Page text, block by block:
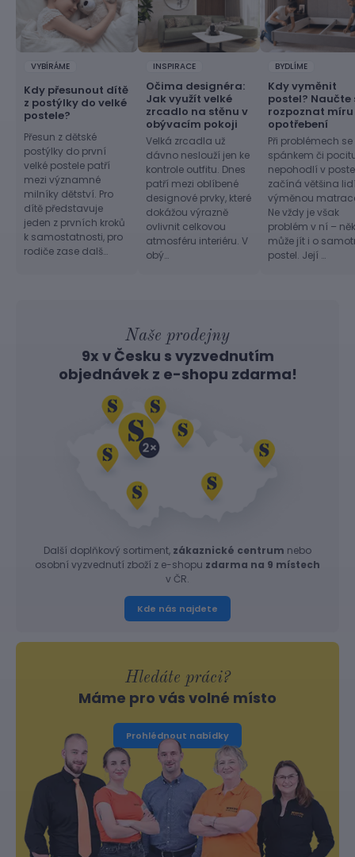
VYBÍRÁME
Kdy přesunout dítě
z postýlky do velké
postele?
Přesun z dětské
postýlky do první
velké postele patří
mezi významné
milníky dětství. Pro
dítě představuje
jeden z prvních kroků
k samostatnosti, pro
rodiče zase dalš…
INSPIRACE
Očima designéra:
Jak využít velké
zrcadlo na stěnu v
obývacím pokoji
Velká zrcadla už
dávno neslouží jen ke
kontrole outfitu. Dnes
patří mezi oblíbené
designové prvky, které
dokážou výrazně
ovlivnit celkovou
atmosféru interiéru. V
obý…
BYDLÍME
Kdy vyměnit
postel? Naučte
rozpoznat míru
opotřebení
Při problémech se
spánkem či
nepohodlí v
začíná většina
výměnou
Ne vždy je však
problém v ní –
může jít i o
postel. Její …
Naše prodejny
9x v Česku s vyzvednutím
objednávek z e-shopu zdarma!
Další doplňkový sortiment, zákaznické centrum nebo
osobní vyzvednutí zboží z e-shopu zdarma na 9 místech
v ČR.
Kde nás najdete
Hledáte práci?
Máme pro vás volné místo
Prohlédnout nabídky